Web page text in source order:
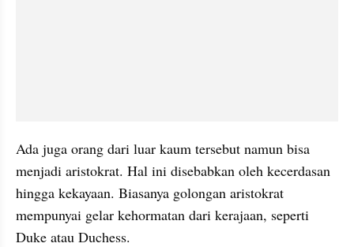
Ada juga orang dari luar kaum tersebut namun bisa
menjadi aristokrat. Hal ini disebabkan oleh kecerdasan
hingga kekayaan. Biasanya golongan aristokrat
mempunyai gelar kehormatan dari kerajaan, seperti
Duke atau Duchess.